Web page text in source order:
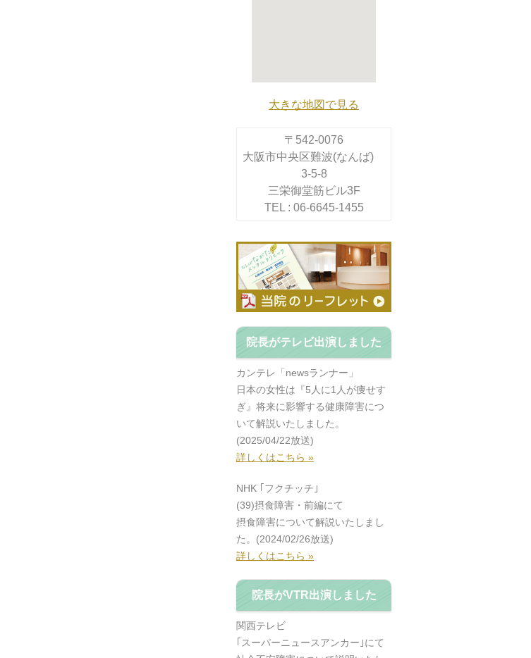
大きな地図で見る
〒542-0076
大阪市中央区難波(なんば)
3-5-8
三栄御堂筋ビル3F
TEL : 06-6645-1455
院長がテレビ出演しました
カンテレ「newsランナー」
日本の女性は『5人に1人が痩せす
ぎ』将来に影響する健康障害につ
いて解説いたしました。
(2025/04/22放送)
詳しくはこちら »
NHK ｢フクチッチ｣
(39)摂食障害・前編にて
摂食障害について解説いたしまし
た。(2024/02/26放送)
詳しくはこちら »
院長がVTR出演しました
関西テレビ
｢スーパーニュースアンカー｣にて